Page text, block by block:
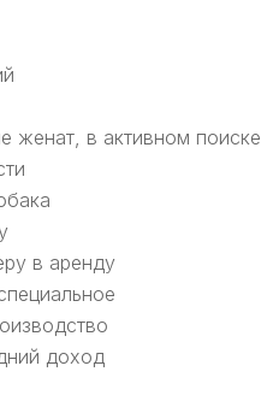
женат, в активном поиске
в аренду
доход